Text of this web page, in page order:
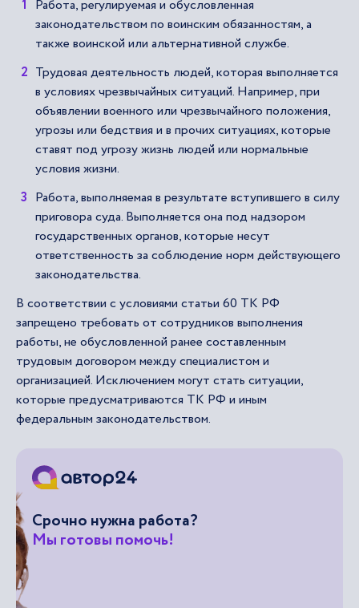
Работа, регулируемая и обусловленная
законодательством по воинским обязанностям, а
также воинской или альтернативной службе.
Трудовая деятельность людей, которая выполняется
в условиях чрезвычайных ситуаций. Например, при
объявлении военного или чрезвычайного положения,
угрозы или бедствия и в прочих ситуациях, которые
ставят под угрозу жизнь людей или нормальные
условия жизни.
Работа, выполняемая в результате вступившего в силу
приговора суда. Выполняется она под надзором
государственных органов, которые несут
ответственность за соблюдение норм действующего
законодательства.
В соответствии с условиями статьи 60 ТК РФ
запрещено требовать от сотрудников выполнения
работы, не обусловленной ранее составленным
трудовым договором между специалистом и
организацией. Исключением могут стать ситуации,
которые предусматриваются ТК РФ и иным
федеральным законодательством.
Срочно нужна работа?
Мы готовы помочь!